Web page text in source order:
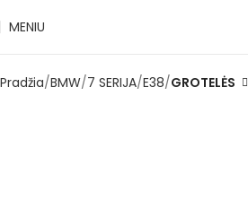
MENIU
Pradžia BMW 7 SERIJA E38 GROTELĖS